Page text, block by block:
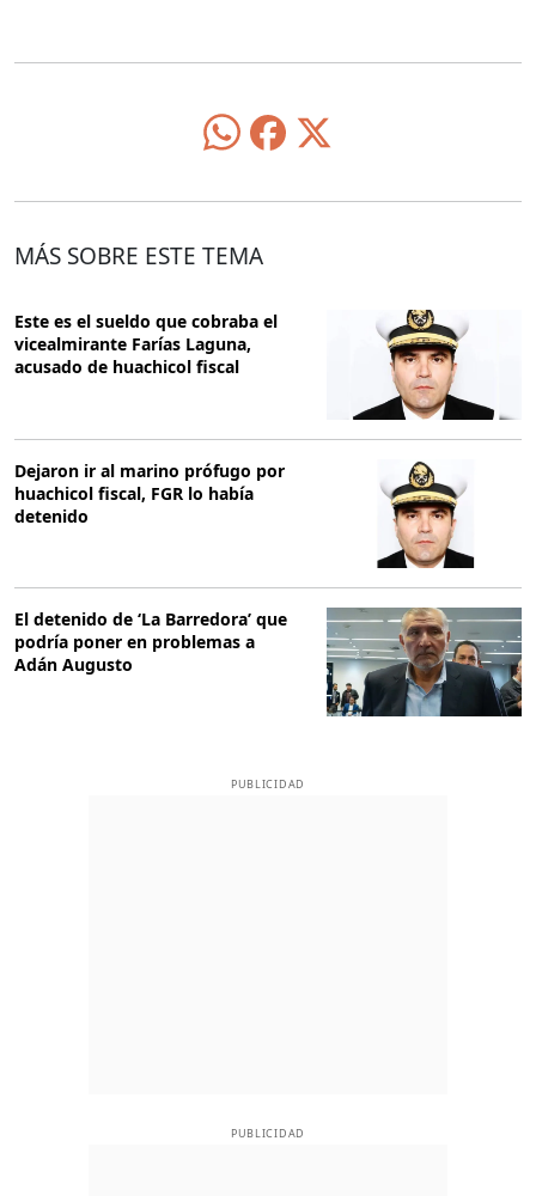
MÁS SOBRE ESTE TEMA
Este es el sueldo que cobraba el
vicealmirante Farías Laguna,
acusado de huachicol fiscal
Dejaron ir al marino prófugo por
huachicol fiscal, FGR lo había
detenido
El detenido de ‘La Barredora’ que
podría poner en problemas a
Adán Augusto
PUBLICIDAD
PUBLICIDAD